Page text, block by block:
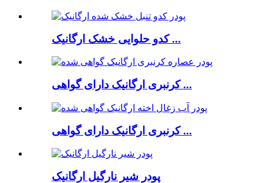
کدو حلوایی خشک ارگانیک ...
کرنبری ارگانیک دارای گواهی ...
کرنبری ارگانیک دارای گواهی ...
پودر شیر نارگیل ارگانیک